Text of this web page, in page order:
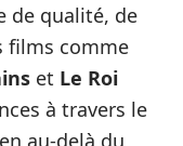
de qualité, de
films comme
et Le Roi
à travers le
au-delà du